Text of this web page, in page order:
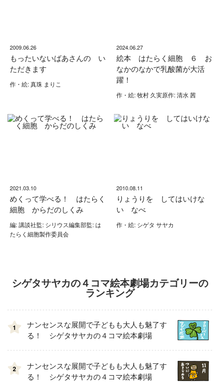
2009.06.26
もったいないばあさんの い
ただきます
作・絵: 真珠 まりこ
2024.06.27
絵本 はたらく細胞 ６ お
なかのなかで乳酸菌が大活
躍！
作・絵: 牧村 久実原作: 清水 茜
2021.03.10
めくって学べる！ はたらく
細胞 からだのしくみ
編: 講談社監: シリウス編集部監: は
たらく細胞製作委員会
2010.08.11
りょうりを してはいけな
い なべ
作・絵: シゲタ サヤカ
シゲタサヤカの４コマ絵本劇場カテゴリーの
ランキング
1
ナンセンスな展開で子どもも大人も魅了す
る！ シゲタサヤカの４コマ絵本劇場
2
ナンセンスな展開で子どもも大人も魅了す
る！ シゲタサヤカの４コマ絵本劇場